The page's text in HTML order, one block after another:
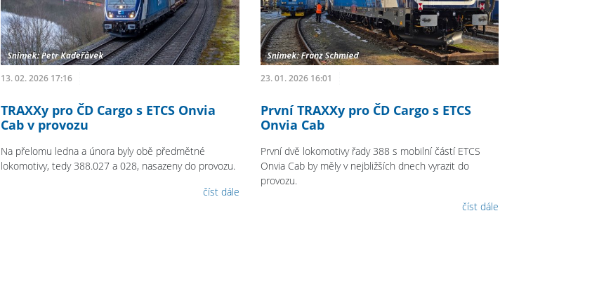
13. 02. 2026 17:16
TRAXXy pro ČD Cargo s ETCS Onvia
Cab v provozu
Na přelomu ledna a února byly obě předmětné
lokomotivy, tedy 388.027 a 028, nasazeny do provozu.
číst dále
23. 01. 2026 16:01
První TRAXXy pro ČD Cargo s ETCS
Onvia Cab
První dvě lokomotivy řady 388 s mobilní částí ETCS
Onvia Cab by měly v nejbližších dnech vyrazit do
provozu.
číst dále